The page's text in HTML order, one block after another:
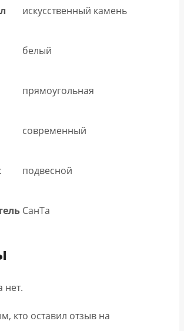
искусственный камень
белый
прямоугольная
современный
подвесной
СанТа
нет.
кто оставил отзыв на